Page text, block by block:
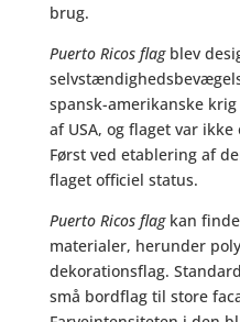
brug.
Puerto Ricos flagblev
spansk-amerikanske
af USA, og flaget var
Først ved etablering af
flaget officiel status.
Puerto Ricos flagkan
materialer, herunder
dekorationsflag.
små bordflag til store